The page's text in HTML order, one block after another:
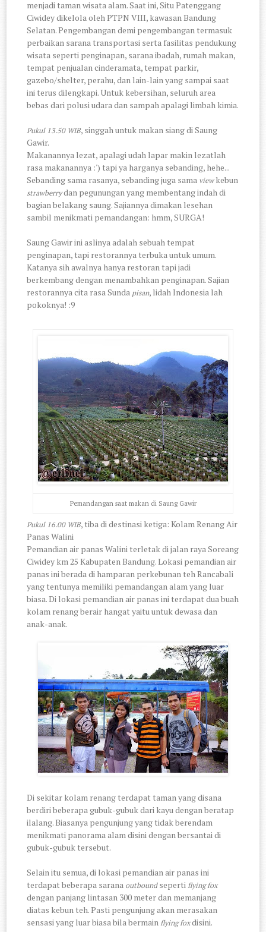
menjadi taman wisata alam. Saat ini, Situ Patenggang
Ciwidey dikelola oleh PTPN VIII, kawasan Bandung
Selatan. Pengembangan demi pengembangan termasuk
perbaikan sarana transportasi serta fasilitas pendukung
wisata seperti penginapan, sarana ibadah, rumah makan,
tempat penjualan cinderamata, tempat parkir,
gazebo/shelter, perahu, dan lain-lain yang sampai saat
ini terus dilengkapi. Untuk kebersihan, seluruh area
bebas dari polusi udara dan sampah apalagi limbah kimia.
Pukul 13.50 WIB, singgah untuk makan siang di Saung
Gawir.
Makanannya lezat, apalagi udah lapar makin lezatlah
rasa makanannya :') tapi ya harganya sebanding, hehe...
Sebanding sama rasanya, sebanding juga sama viewkebun
strawberrydan pegunungan yang membentang indah di
bagian belakang saung. Sajiannya dimakan lesehan
sambil menikmati pemandangan: hmm, SURGA!
Saung Gawir ini aslinya adalah sebuah tempat
penginapan, tapi restorannya terbuka untuk umum.
Katanya sih awalnya hanya restoran tapi jadi
berkembang dengan menambahkan penginapan. Sajian
restorannya cita rasa Sunda pisan, lidah Indonesia lah
pokoknya! :9
Pemandangan saat makan di Saung Gawir
Pukul 16.00 WIB, tiba di destinasi ketiga: Kolam Renang Air
Panas Walini
Pemandian air panas Walini terletak di jalan raya Soreang
Ciwidey km 25 Kabupaten Bandung. Lokasi pemandian air
panas ini berada di hamparan perkebunan teh Rancabali
yang tentunya memiliki pemandangan alam yang luar
biasa. Di lokasi pemandian air panas ini terdapat dua buah
kolam renang berair hangat yaitu untuk dewasa dan
anak-anak.
Di sekitar kolam renang terdapat taman yang disana
berdiri beberapa gubuk-gubuk dari kayu dengan beratap
ilalang. Biasanya pengunjung yang tidak berendam
menikmati panorama alam disini dengan bersantai di
gubuk-gubuk tersebut.
Selain itu semua, di lokasi pemandian air panas ini
terdapat beberapa sarana outboundseperti flying fox
dengan panjang lintasan 300 meter dan memanjang
diatas kebun teh. Pasti pengunjung akan merasakan
sensasi yang luar biasa bila bermain flying foxdisini.